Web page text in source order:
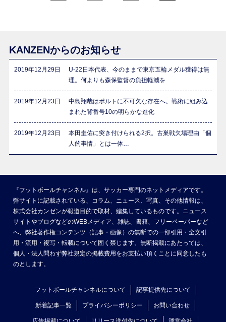
KANZENからのお知らせ
2019年12月29日
U-22日本代表、今のままで東京五輪メダル獲得は無
理。何よりも森保監督の負担軽減を
2019年12月23日
中島翔哉はポルトに不可欠な存在へ。戦術に組み込
まれた背番号10の明らかな進化
2019年12月23日
本田圭佑に突き付けられる2択。古巣戦欠場理由「個
人的事情」とは一体…
『フットボールチャンネル』は、サッカー専門のネットメディアです。
弊サイトに記載されている、コラム、ニュース、写真、その他情報は、
株式会社カンゼンが報道目的で取材、編集しているものです。ニュース
サイトやブログなどのWEBメディア、雑誌、書籍、フリーペーパーなど
へ、弊社著作権コンテンツ（記事・画像）の無断での一部引用・全文引
用・流用・複写・転載について固く禁じます。無断掲載にあたっては、
個人・法人問わず弊社規定の掲載費用をお支払い頂くことに同意したも
のとします。
フットボールチャンネルについて 記事提供先について
新着記事一覧 プライバシーポリシー お問い合わせ